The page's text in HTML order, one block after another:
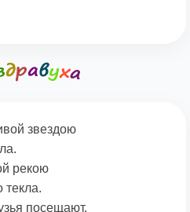
звездою
рекою
текла.
посещают,